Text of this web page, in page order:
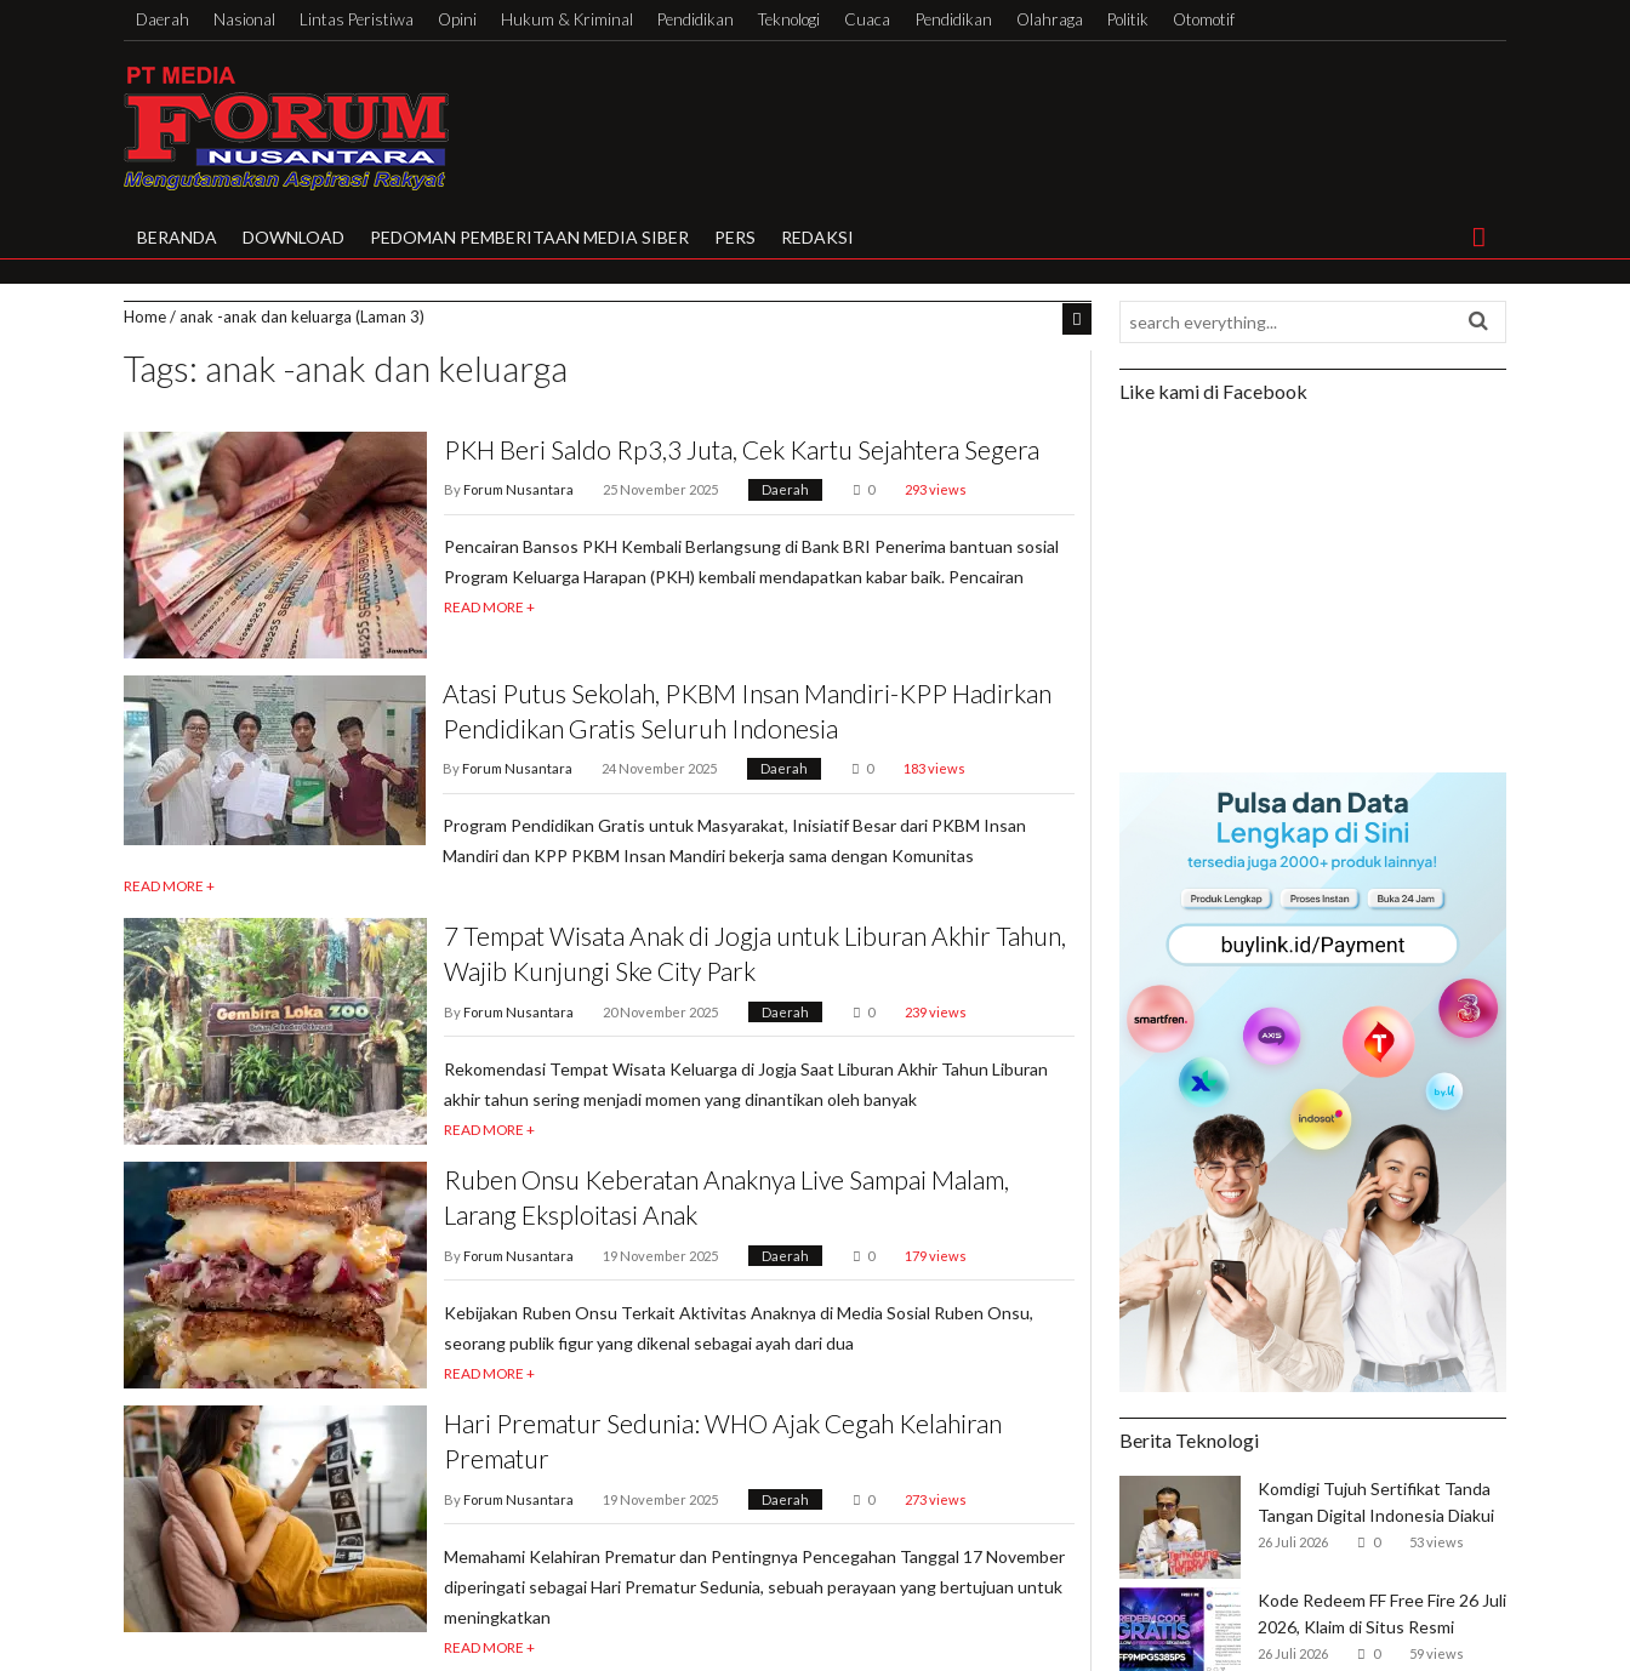
Daerah Nasional Lintas Peristiwa Opini Hukum & Kriminal Pendidikan Teknologi Cuaca Pendidikan Olahraga Politik Otomotif
BERANDA DOWNLOAD PEDOMAN PEMBERITAAN MEDIA SIBER PERS REDAKSI
Home/anak -anak dan keluarga (Laman 3)
Tags: anak -anak dan keluarga
PKH Beri Saldo Rp3,3 Juta, Cek Kartu Sejahtera Segera
ByForum Nusantara 25 November 2025 Daerah 0 293 views
Pencairan Bansos PKH Kembali Berlangsung di Bank BRI Penerima bantuan sosial
Program Keluarga Harapan (PKH) kembali mendapatkan kabar baik. Pencairan
READ MORE +
Atasi Putus Sekolah, PKBM Insan Mandiri-KPP Hadirkan
Pendidikan Gratis Seluruh Indonesia
ByForum Nusantara 24 November 2025 Daerah 0 183 views
Program Pendidikan Gratis untuk Masyarakat, Inisiatif Besar dari PKBM Insan
Mandiri dan KPP PKBM Insan Mandiri bekerja sama dengan Komunitas
READ MORE +
7 Tempat Wisata Anak di Jogja untuk Liburan Akhir Tahun,
Wajib Kunjungi Ske City Park
ByForum Nusantara 20 November 2025 Daerah 0 239 views
Rekomendasi Tempat Wisata Keluarga di Jogja Saat Liburan Akhir Tahun Liburan
akhir tahun sering menjadi momen yang dinantikan oleh banyak
READ MORE +
Ruben Onsu Keberatan Anaknya Live Sampai Malam,
Larang Eksploitasi Anak
ByForum Nusantara 19 November 2025 Daerah 0 179 views
Kebijakan Ruben Onsu Terkait Aktivitas Anaknya di Media Sosial Ruben Onsu,
seorang publik figur yang dikenal sebagai ayah dari dua
READ MORE +
Hari Prematur Sedunia: WHO Ajak Cegah Kelahiran
Prematur
ByForum Nusantara 19 November 2025 Daerah 0 273 views
Memahami Kelahiran Prematur dan Pentingnya Pencegahan Tanggal 17 November
diperingati sebagai Hari Prematur Sedunia, sebuah perayaan yang bertujuan untuk
meningkatkan
READ MORE +
Like kami di Facebook
Berita Teknologi
Komdigi Tujuh Sertifikat Tanda
Tangan Digital Indonesia Diakui
Global
26 Juli 2026 0 53 views
Kode Redeem FF Free Fire 26 Juli
2026, Klaim di Situs Resmi
Garena
26 Juli 2026 0 59 views